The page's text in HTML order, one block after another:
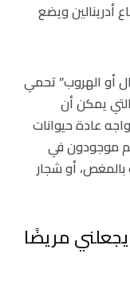
أدرينالين ويضع
أو الهروب” تحمي
يمكن أن
عادة حيوانات
موجودون في
أو شجار
مريضًا